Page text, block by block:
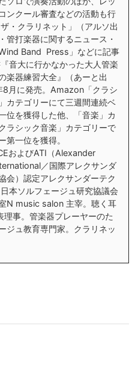
ンクール審査などの活動も行
・クラリネット」（アルソ出
管打楽器に関するニュース・
Band Press」などに記事
音大に行かなかった大人管楽
楽器練習大全』（あーと出
月に発売。Amazon「クラシ
カテゴリーにて三週間連続ベ
位を獲得した他、「音楽」カ
ラシック音楽」カテゴリーで
第一位を獲得。
およびATI（Alexander
／国際アレクサンダ
会）認定アレクサンダーテク
本ソルフェージュ研究協議会
N music salon 主宰。聴く耳
理事。管楽器プレーヤーのた
ジュ教育専門家。クラリネッ